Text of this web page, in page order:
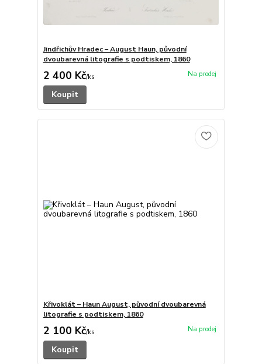
Jindřichův Hradec – August Haun, původní
dvoubarevná litografie s podtiskem, 1860
2 400 Kč/ks
Koupit
Křivoklát – Haun August, původní dvoubarevná
litografie s podtiskem, 1860
2 100 Kč/ks
Koupit